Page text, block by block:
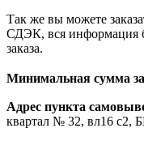
Так же вы можете
СДЭК, вся информация
заказа.
Минимальная сумма
Адрес пункта
квартал № 32, вл16 с2,